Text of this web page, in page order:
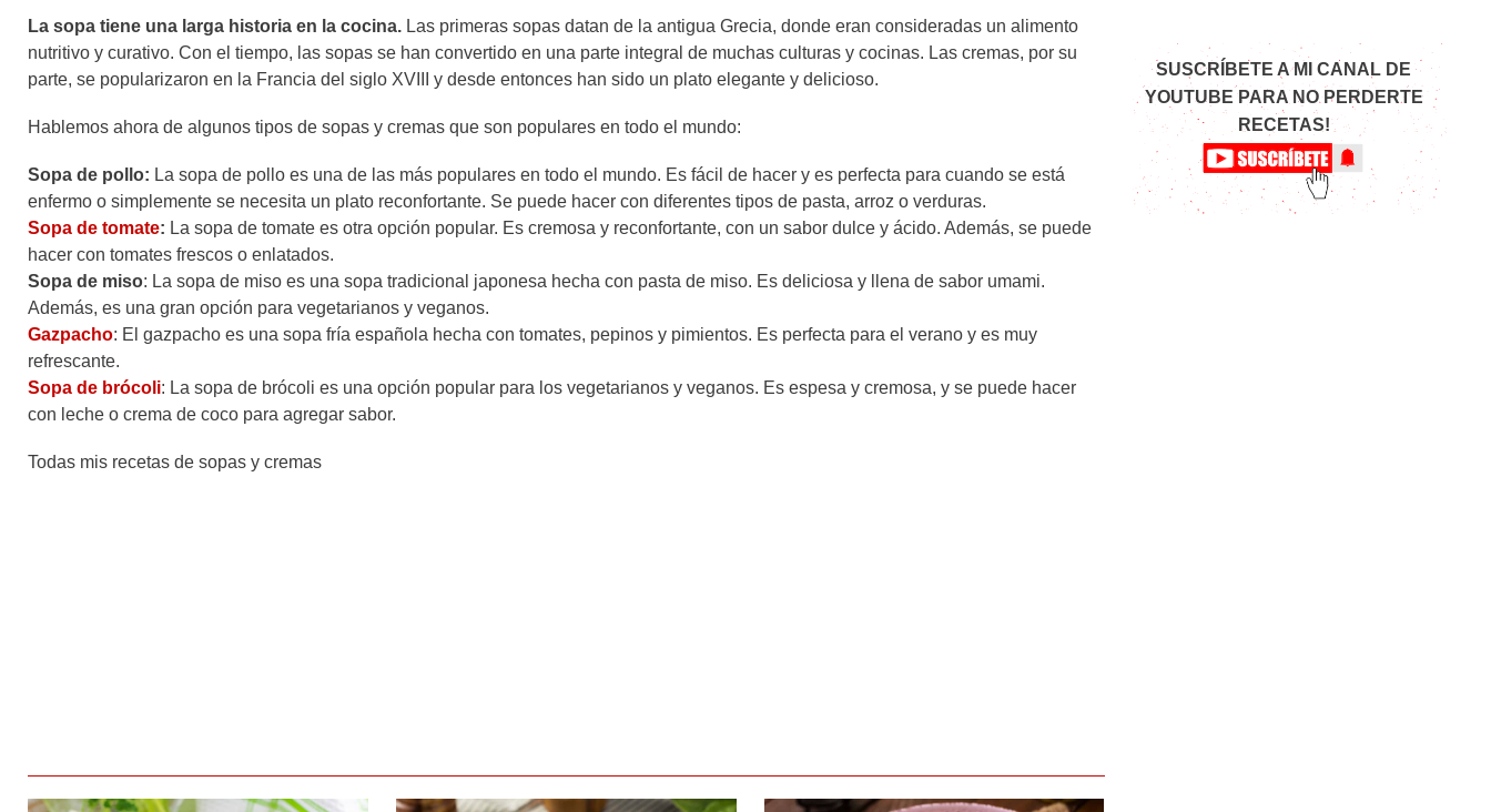
La sopa tiene una larga historia en la cocina. Las primeras sopas datan de la antigua Grecia, donde eran consideradas un alimento
nutritivo y curativo. Con el tiempo, las sopas se han convertido en una parte integral de muchas culturas y cocinas. Las cremas, por su
parte, se popularizaron en la Francia del siglo XVIII y desde entonces han sido un plato elegante y delicioso.
Hablemos ahora de algunos tipos de sopas y cremas que son populares en todo el mundo:
Sopa de pollo: La sopa de pollo es una de las más populares en todo el mundo. Es fácil de hacer y es perfecta para cuando se está
enfermo o simplemente se necesita un plato reconfortante. Se puede hacer con diferentes tipos de pasta, arroz o verduras.
Sopa de tomate: La sopa de tomate es otra opción popular. Es cremosa y reconfortante, con un sabor dulce y ácido. Además, se puede
hacer con tomates frescos o enlatados.
Sopa de miso: La sopa de miso es una sopa tradicional japonesa hecha con pasta de miso. Es deliciosa y llena de sabor umami.
Además, es una gran opción para vegetarianos y veganos.
Gazpacho: El gazpacho es una sopa fría española hecha con tomates, pepinos y pimientos. Es perfecta para el verano y es muy
refrescante.
Sopa de brócoli: La sopa de brócoli es una opción popular para los vegetarianos y veganos. Es espesa y cremosa, y se puede hacer
con leche o crema de coco para agregar sabor.
Todas mis recetas de sopas y cremas
SUSCRÍBETE A MI CANAL DE
YOUTUBE PARA NO PERDERTE
RECETAS!